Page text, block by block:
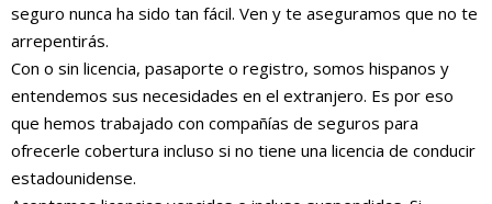
seguro nunca ha sido tan fácil. Ven y te aseguramos que no te
arrepentirás.
Con o sin licencia, pasaporte o registro, somos hispanos y
entendemos sus necesidades en el extranjero. Es por eso
que hemos trabajado con compañías de seguros para
ofrecerle cobertura incluso si no tiene una licencia de conducir
estadounidense.